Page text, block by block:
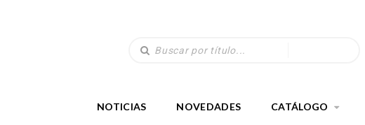
NOTICIAS NOVEDADES CATÁLOGO